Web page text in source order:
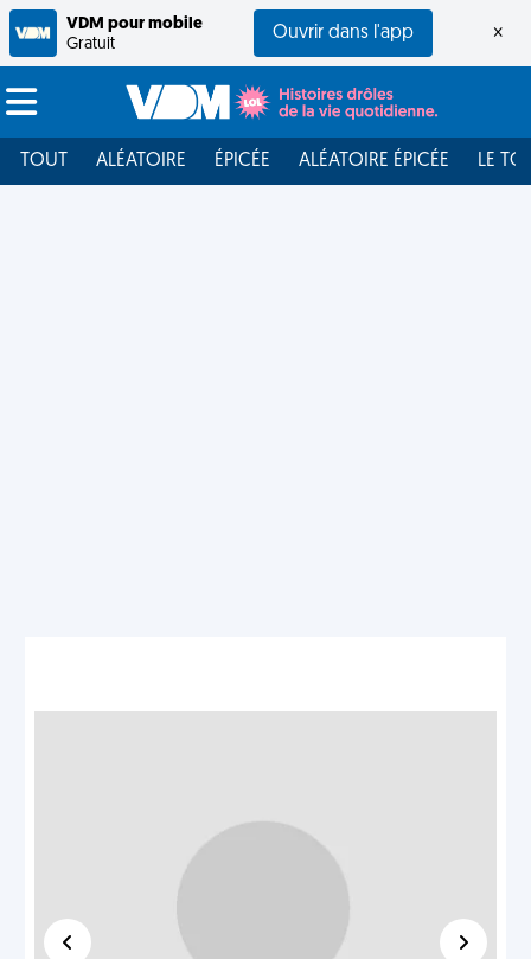
VDM pour mobile
Gratuit
Ouvrir dans l'app ×
TOUT ALÉATOIRE ÉPICÉE ALÉATOIRE ÉPICÉE LE